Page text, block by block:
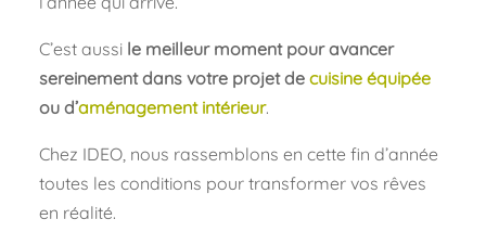
C’est aussi le meilleur moment pour avancer
sereinement dans votre projet de cuisine équipée
ou d’aménagement intérieur.
Chez IDEO, nous rassemblons en cette fin d’année
toutes les conditions pour transformer vos rêves
en réalité.